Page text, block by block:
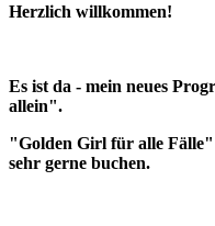
Herzlich willkommen!
Es ist da - mein neues
allein".
"Golden Girl für alle Fälle"
sehr gerne buchen.